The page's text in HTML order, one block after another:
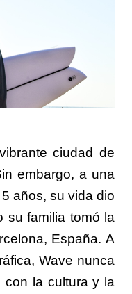
ciudad de
embargo, a una
años, su vida dio
su familia tomó la
España. A
Wave nunca
con la cultura y la